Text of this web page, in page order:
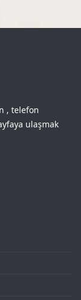
, telefon
ulaşmak